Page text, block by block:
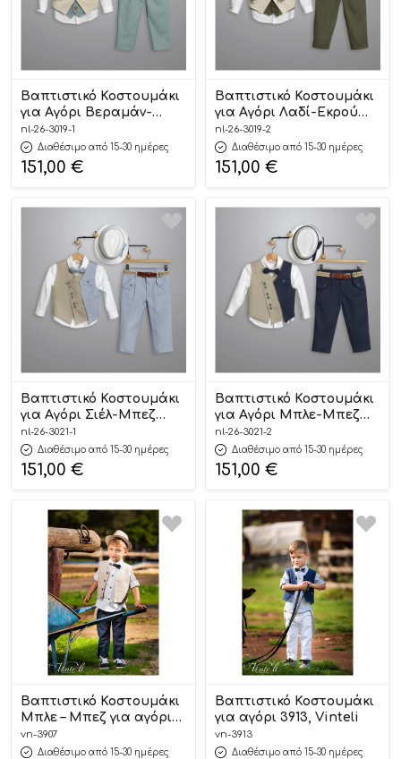
Βαπτιστικό Κοστουμάκι
για Αγόρι Βεραμάν-
Εκρού 3019-1, New Life
nl-26-3019-1
Διαθέσιμο από 15-30 ημέρες
151,00 €
Βαπτιστικό Κοστουμάκι
για Αγόρι Λαδί-Εκρού
3019-2, New Life
nl-26-3019-2
Διαθέσιμο από 15-30 ημέρες
151,00 €
Βαπτιστικό Κοστουμάκι
για Αγόρι Σιέλ-Μπεζ
3021-1, New Life
nl-26-3021-1
Διαθέσιμο από 15-30 ημέρες
151,00 €
Βαπτιστικό Κοστουμάκι
για Αγόρι Μπλε-Μπεζ
3021-2, New Life
nl-26-3021-2
Διαθέσιμο από 15-30 ημέρες
151,00 €
Βαπτιστικό Κοστουμάκι
Μπλε – Μπεζ για αγόρι
3907, Vinteli
vn-3907
Διαθέσιμο από 15-30 ημέρες
Βαπτιστικό Κοστουμάκι
για αγόρι 3913, Vinteli
vn-3913
Διαθέσιμο από 15-30 ημέρες